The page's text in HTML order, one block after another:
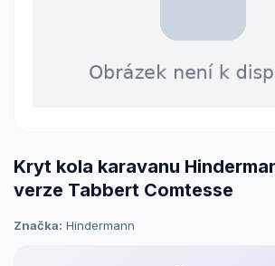
Kryt kola karavanu
verze Tabbert Comtesse
Značka: Hindermann